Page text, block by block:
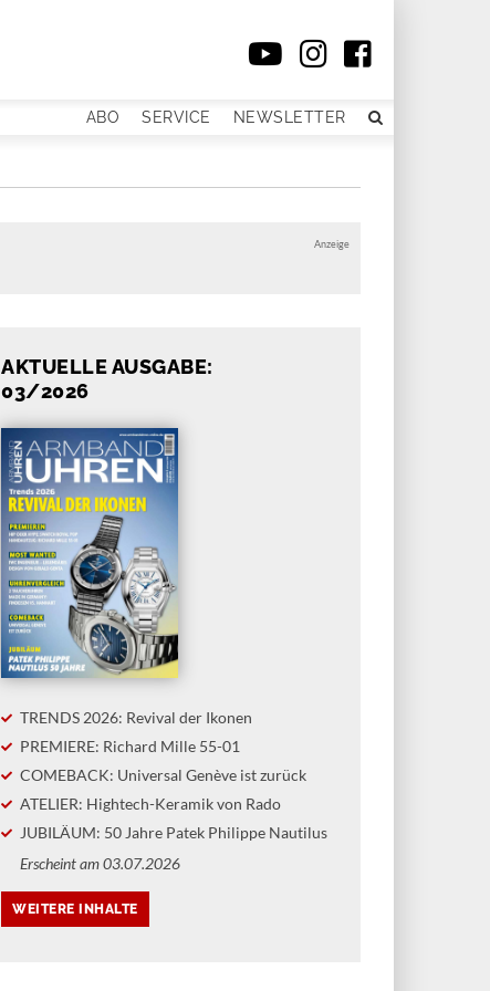
ABO SERVICE NEWSLETTER
Anzeige
AKTUELLE AUSGABE:
03/2026
TRENDS 2026: Revival der Ikonen
PREMIERE: Richard Mille 55-01
COMEBACK: Universal Genève ist zurück
ATELIER: Hightech-Keramik von Rado
JUBILÄUM: 50 Jahre Patek Philippe Nautilus
Erscheint am 03.07.2026